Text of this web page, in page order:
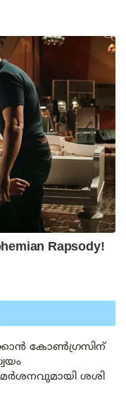
കോൺഗ്രസിന്
ശശി